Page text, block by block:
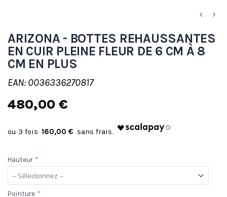
ARIZONA - BOTTES REHAUSSANTES
EN CUIR PLEINE FLEUR DE 6 CM À 8
CM EN PLUS
EAN: 0036336270817
480,00 €
160,00 €
Hauteur *
Pointure *